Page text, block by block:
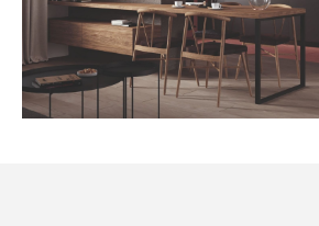
Посмотреть все проекты